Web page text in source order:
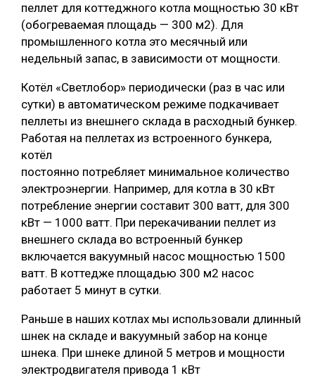
пеллет для коттеджного котла мощностью 30 кВт
(обогреваемая площадь — 300 м2). Для
промышленного котла это месячный или
недельный запас, в зависимости от мощности.
Котёл «Светлобор» периодически (раз в час или
сутки) в автоматическом режиме подкачивает
пеллеты из внешнего склада в расходный бункер.
Работая на пеллетах из встроенного бункера,
котёл
постоянно потребляет минимальное количество
электроэнергии. Например, для котла в 30 кВт
потребление энергии составит 300 ватт, для 300
кВт — 1000 ватт. При перекачивании пеллет из
внешнего склада во встроенный бункер
включается вакуумный насос мощностью 1500
ватт. В коттедже площадью 300 м2 насос
работает 5 минут в сутки.
Раньше в наших котлах мы использовали длинный
шнек на складе и вакуумный забор на конце
шнека. При шнеке длиной 5 метров и мощности
электродвигателя привода 1 кВт